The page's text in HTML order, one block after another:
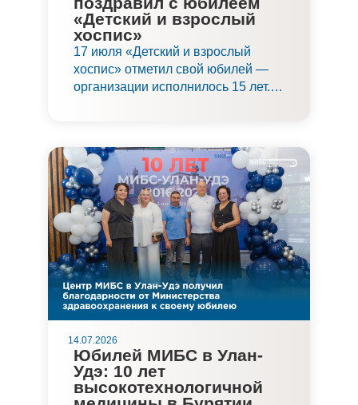
«Детский и взрослый
хоспис»
17 июля «Детский и взрослый
хоспис» отметил свой юбилей —
организации исполнилось 15 лет.
заместитель главного врача по
организации помощи детям
Медицинского института имени
Березина Сергея (МИБС)
Александров Сергей
Владимирович.
14.07.2026
Юбилей МИБС в Улан-
Удэ: 10 лет
высокотехнологичной